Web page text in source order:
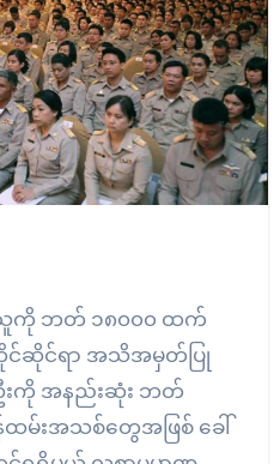
ကို ဘတ် ၁၈၀၀၀ ထက်
င်ဆိုင်ရာ အသိအမှတ်ပြု
ကို အနည်းဆုံး ဘတ်
ထမ်းအသစ်တွေအဖြစ် ခေါ်